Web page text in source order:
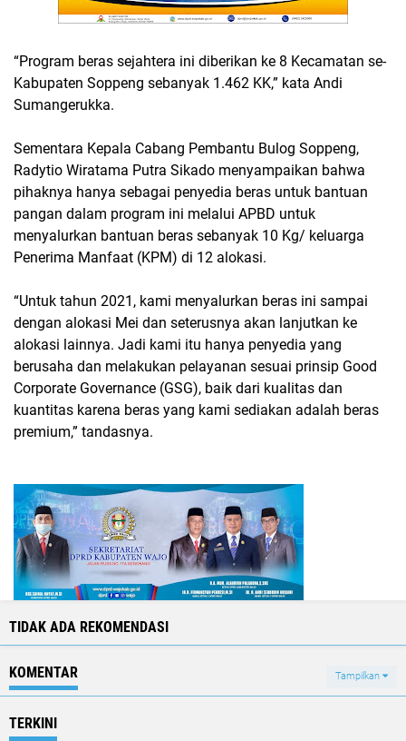
“Program beras sejahtera ini diberikan ke 8 Kecamatan se-
Kabupaten Soppeng sebanyak 1.462 KK,” kata Andi
Sumangerukka.
Sementara Kepala Cabang Pembantu Bulog Soppeng,
Radytio Wiratama Putra Sikado menyampaikan bahwa
pihaknya hanya sebagai penyedia beras untuk bantuan
pangan dalam program ini melalui APBD untuk
menyalurkan bantuan beras sebanyak 10 Kg/ keluarga
Penerima Manfaat (KPM) di 12 alokasi.
“Untuk tahun 2021, kami menyalurkan beras ini sampai
dengan alokasi Mei dan seterusnya akan lanjutkan ke
alokasi lainnya. Jadi kami itu hanya penyedia yang
berusaha dan melakukan pelayanan sesuai prinsip Good
Corporate Governance (GSG), baik dari kualitas dan
kuantitas karena beras yang kami sediakan adalah beras
premium,” tandasnya.
TIDAK ADA REKOMENDASI
KOMENTAR Tampilkan
TERKINI